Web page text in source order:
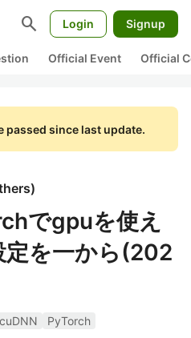
search Login Signup
Official Event Official
passed since last update.
)
でgpuを使え
定を一から(202
cuDNN
PyTorch